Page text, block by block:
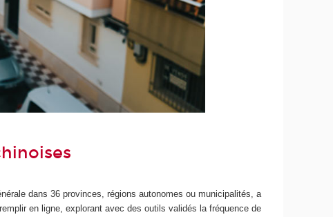
dans 36 provinces, régions autonomes ou municipalités, a
en ligne, explorant avec des outils validés la fréquence de